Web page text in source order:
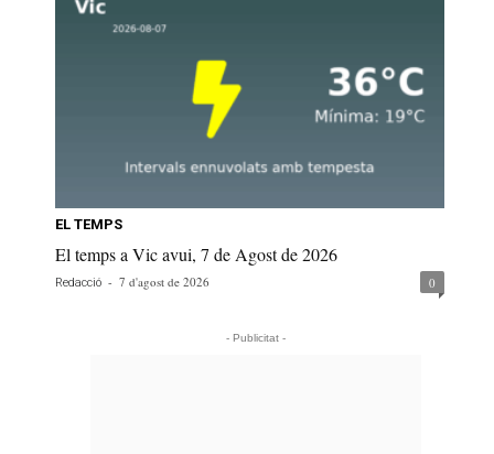
EL TEMPS
El temps a Vic avui, 7 de Agost de 2026
Redacció - 7 d'agost de 2026 0
- Publicitat -